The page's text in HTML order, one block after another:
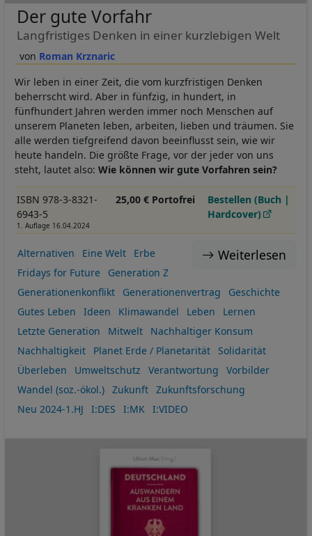
Roman Krznaric
Der gute Vorfahr
Langfristiges Denken in einer kurzlebigen Welt
Wir leben in einer Zeit, die vom kurzfristigen Denken
beherrscht wird. Aber in fünfzig, in hundert, in
fünfhundert Jahren werden immer noch Menschen auf
unserem Planeten leben, arbeiten, lieben und träumen. Sie
alle werden tiefgreifend davon beeinflusst sein, wie wir
heute handeln. Die größte Frage, vor der jeder von uns
steht, lautet also: Wie können wir gute Vorfahren sein?
ISBN 978-3-8321-
6943-5
1. Auflage 16.04.2024
25,00 € Portofrei
Bestellen (Buch |
Hardcover)
Weiterlesen
Alternativen Eine Welt
Erbe
Fridays for Future
Generation Z
Generationenkonflikt
Generationenvertrag
Geschichte
Gutes Leben
Ideen Klimawandel Leben
Lernen
Letzte Generation
Mitwelt
Nachhaltiger Konsum
Nachhaltigkeit
Planet Erde / Planetarität
Solidarität
Überleben
Umweltschutz Verantwortung
Vorbilder
Wandel (soz.-ökol.)
Zukunft
Zukunftsforschung
Neu 2024-1.HJ
I:DES I:MK I:VIDEO